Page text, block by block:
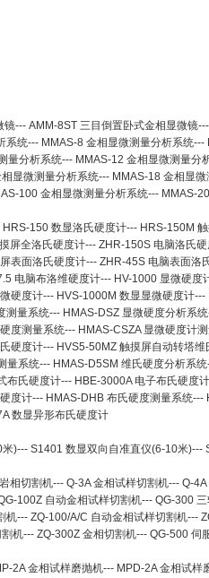
镜--- AMM-8ST 三目倒置卧式金相显微镜---
系统--- MMAS-8 金相显微测量分析系统---
量分析系统--- MMAS-12 金相显微测量分
显微测量分析系统--- MMAS-18 金相显微
100 金相显微测量分析系统--- MMAS-
HRS-150 数显洛氏硬度计--- HRS-150M
屏全洛氏硬度计--- ZHR-150S 电脑洛氏
表面洛氏硬度计--- ZHR-45S 电脑表面洛
电脑布洛维硬度计--- HV-1000 显微硬度
硬度计--- HVS-1000M 数显显微硬度计---
测量系统--- HMAS-DSZ 显微硬度分析系统
度测量系统--- HMAS-CSZA 显微硬度计
硬度计--- HVS5-50MZ 触摸屏自动转塔维
量系统--- HMAS-D5SM 维氏硬度分析系统
布氏硬度计--- HBE-3000A 电子布氏硬度计
度计--- HMAS-DHB 布氏硬度测量系统---
数显异形布氏硬度计
米)--- S1401 数显双向自准直仪(6-10米)---
岩相切割机--- Q-3A 金相试样切割机--- Q-4A
100Z 自动金相试样切割机--- QG-300
机--- ZQ-100/A/C 自动金相试样切割机---
机--- ZQ-300Z 金相切割机--- QG-500 伺
2A 金相试样磨抛机--- MPD-2A 金相试样